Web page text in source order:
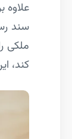
سند
ملکی
کند،